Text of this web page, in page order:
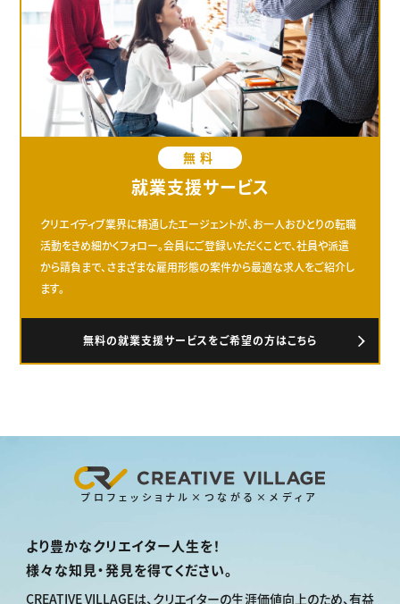
無料
就業支援サービス
クリエイティブ業界に精通したエージェントが、お一人おひとりの転職
活動をきめ細かくフォロー。会員にご登録いただくことで、社員や派遣
から請負まで、さまざまな雇用形態の案件から最適な求人をご紹介し
ます。
無料の就業支援サービスをご希望の方はこちら
プロフェッショナル×つながる×メディア
より豊かなクリエイター人生を！
様々な知見・発見を得てください。
CREATIVE VILLAGEは、クリエイターの生涯価値向上のため、有益